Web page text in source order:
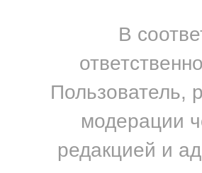
В
Пользователь,
модерации
редакцией и